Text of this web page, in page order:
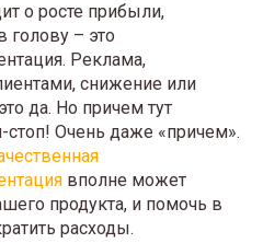
о росте прибыли,
голову – это
Реклама,
снижение или
да. Но причем тут
стоп! Очень даже «причем».
вполне может
продукта, и помочь в
расходы.